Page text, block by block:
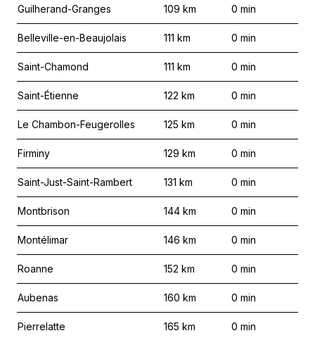
Guilherand-Granges 109 km 0 min
Belleville-en-Beaujolais 111 km 0 min
Saint-Chamond 111 km 0 min
Saint-Étienne 122 km 0 min
Le Chambon-Feugerolles 125 km 0 min
Firminy 129 km 0 min
Saint-Just-Saint-Rambert 131 km 0 min
Montbrison 144 km 0 min
Montélimar 146 km 0 min
Roanne 152 km 0 min
Aubenas 160 km 0 min
Pierrelatte 165 km 0 min